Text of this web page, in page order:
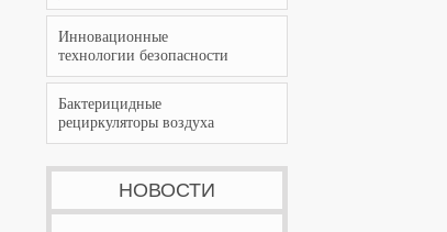
Инновационные
технологии безопасности
Бактерицидные
рециркуляторы воздуха
НОВОСТИ